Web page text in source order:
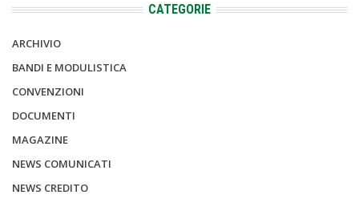
CATEGORIE
ARCHIVIO
BANDI E MODULISTICA
CONVENZIONI
DOCUMENTI
MAGAZINE
NEWS COMUNICATI
NEWS CREDITO